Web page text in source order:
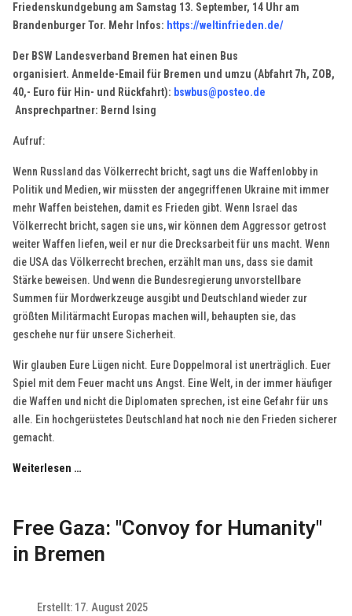
Friedenskundgebung am Samstag 13. September, 14 Uhr am
Brandenburger Tor. Mehr Infos: https://weltinfrieden.de/
Der BSW Landesverband Bremen hat einen Bus
organisiert. Anmelde-Email für Bremen und umzu (Abfahrt 7h, ZOB,
40,- Euro für Hin- und Rückfahrt): bswbus@posteo.de
Ansprechpartner: Bernd Ising
Aufruf:
Wenn Russland das Völkerrecht bricht, sagt uns die Waffenlobby in
Politik und Medien, wir müssten der angegriffenen Ukraine mit immer
mehr Waffen beistehen, damit es Frieden gibt. Wenn Israel das
Völkerrecht bricht, sagen sie uns, wir können dem Aggressor getrost
weiter Waffen liefen, weil er nur die Drecksarbeit für uns macht. Wenn
die USA das Völkerrecht brechen, erzählt man uns, dass sie damit
Stärke beweisen. Und wenn die Bundesregierung unvorstellbare
Summen für Mordwerkzeuge ausgibt und Deutschland wieder zur
größten Militärmacht Europas machen will, behaupten sie, das
geschehe nur für unsere Sicherheit.
Wir glauben Eure Lügen nicht. Eure Doppelmoral ist unerträglich. Euer
Spiel mit dem Feuer macht uns Angst. Eine Welt, in der immer häufiger
die Waffen und nicht die Diplomaten sprechen, ist eine Gefahr für uns
alle. Ein hochgerüstetes Deutschland hat noch nie den Frieden sicherer
gemacht.
Weiterlesen …
Free Gaza: "Convoy for Humanity"
in Bremen
Erstellt: 17. August 2025